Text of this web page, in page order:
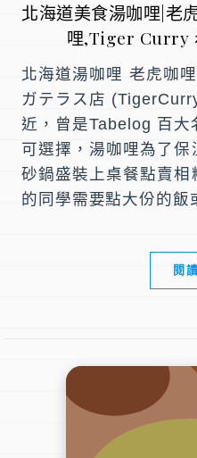
北海道美食湯咖哩|老
哩,Tiger Curry
北海道湯咖哩 老虎咖哩 タイガーカレー 赤レン
ガテラス店
近，曾是Tabelog 百大
可選擇，湯咖哩為了
砂鍋盛裝上桌餐點賣
的同學需要點大份的飯
閱